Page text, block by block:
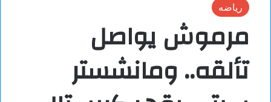
رياضه
مرموش يواصل
تألقه.. ومانشستر